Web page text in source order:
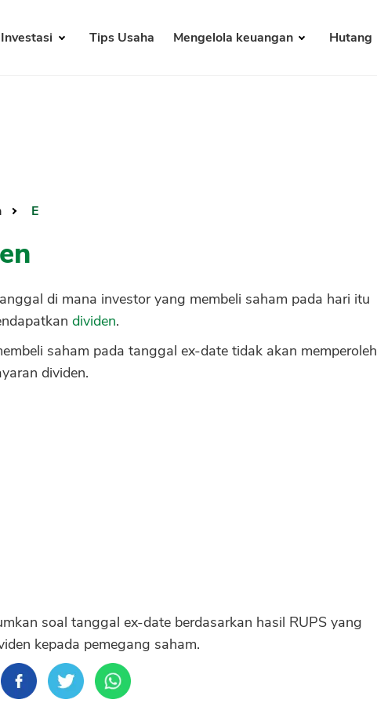
Investasi Tips Usaha Mengelola keuangan Hutang
E
di mana investor yang membeli saham pada hari itu
dividen.
saham pada tanggal ex-date tidak akan memperoleh
dividen.
soal tanggal ex-date berdasarkan hasil RUPS yang
kepada pemegang saham.